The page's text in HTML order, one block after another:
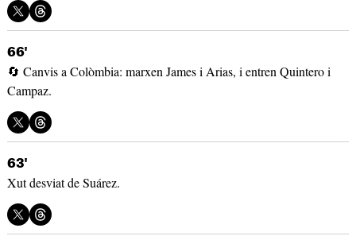
66'
🔄 Canvis a Colòmbia: marxen James i Arias, i entren Quintero i
Campaz.
63'
Xut desviat de Suárez.